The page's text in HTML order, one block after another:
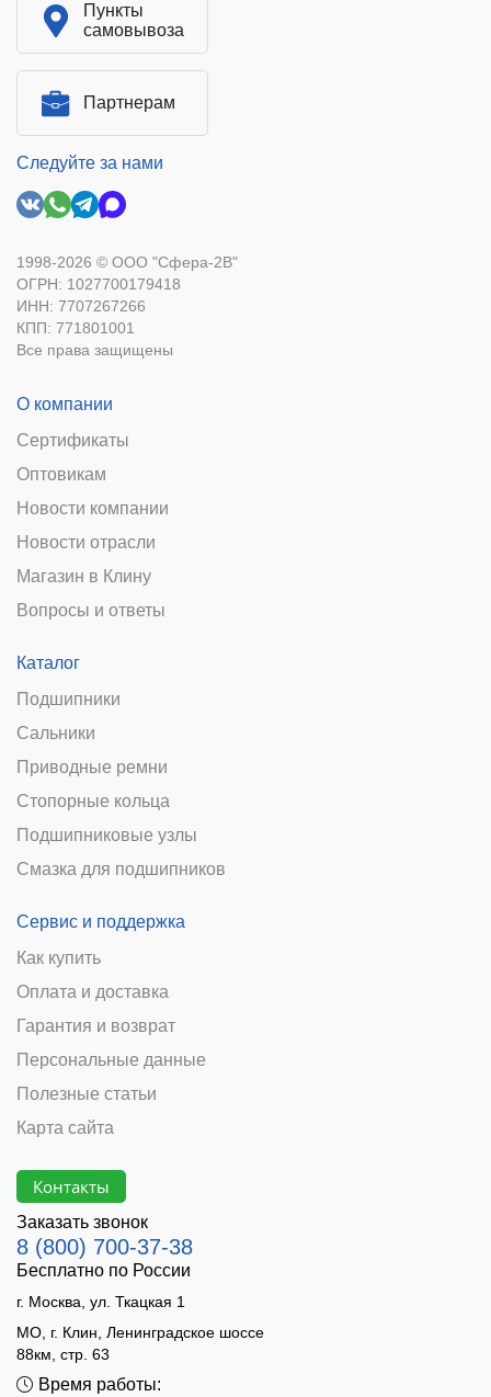
Пункты
самовывоза
Партнерам
Следуйте за нами
1998-2026 © ООО "Сфера-2В"
ОГРН: 1027700179418
ИНН: 7707267266
КПП: 771801001
Все права защищены
О компании
Сертификаты
Оптовикам
Новости компании
Новости отрасли
Магазин в Клину
Вопросы и ответы
Каталог
Подшипники
Сальники
Приводные ремни
Стопорные кольца
Подшипниковые узлы
Смазка для подшипников
Сервис и поддержка
Как купить
Оплата и доставка
Гарантия и возврат
Персональные данные
Полезные статьи
Карта сайта
Контакты
Заказать звонок
8 (800) 700-37-38
Бесплатно по России
г. Москва, ул. Ткацкая 1
МО, г. Клин, Ленинградское шоссе
88км, стр. 63
Время работы: